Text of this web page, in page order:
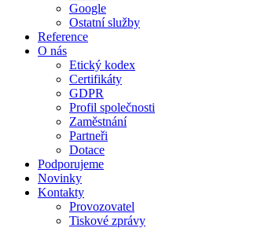
Google
Ostatní služby
Reference
O nás
Etický kodex
Certifikáty
GDPR
Profil společnosti
Zaměstnání
Partneři
Dotace
Podporujeme
Novinky
Kontakty
Provozovatel
Tiskové zprávy